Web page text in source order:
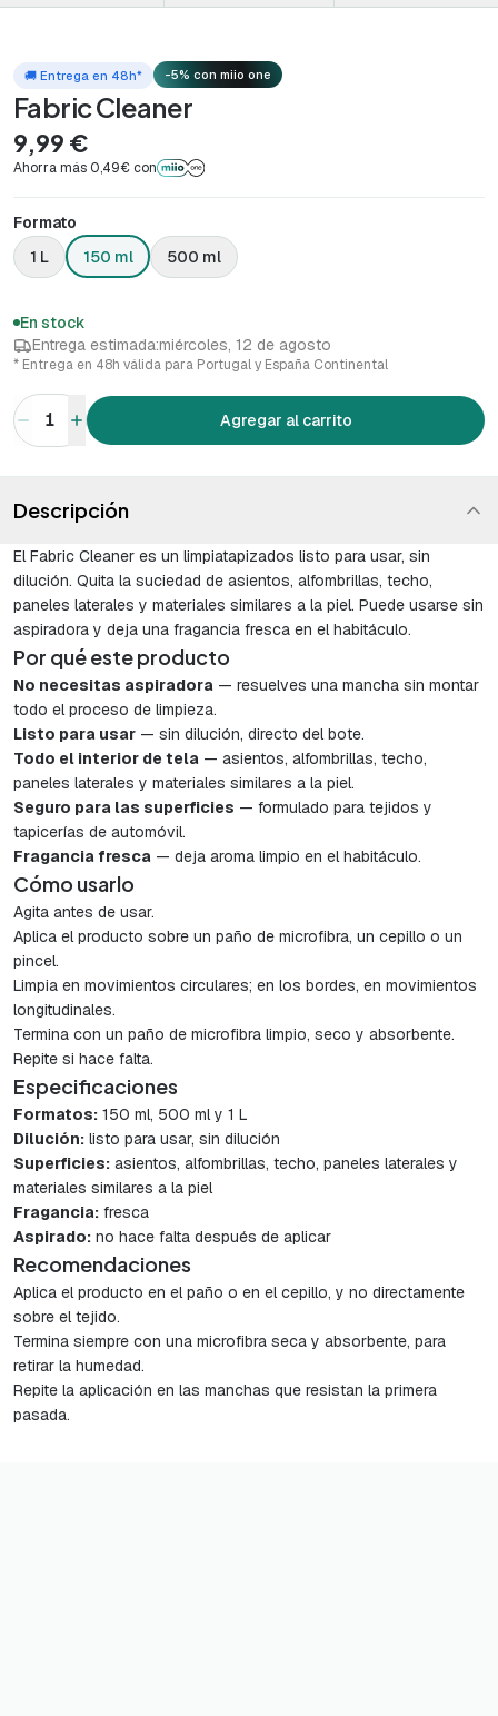
🚚 Entrega en 48h* -5% con miio one
Fabric Cleaner
9,99 €
Ahorra más 0,49€ con
Formato
1 L
150 ml 500 ml
En stock
Entrega estimada:miércoles, 12 de agosto
* Entrega en 48h válida para Portugal y España Continental
1 Agregar al carrito
Descripción
El Fabric Cleaner es un limpiatapizados listo para usar, sin
dilución. Quita la suciedad de asientos, alfombrillas, techo,
paneles laterales y materiales similares a la piel. Puede usarse sin
aspiradora y deja una fragancia fresca en el habitáculo.
Por qué este producto
No necesitas aspiradora — resuelves una mancha sin montar
todo el proceso de limpieza.
Listo para usar — sin dilución, directo del bote.
Todo el interior de tela — asientos, alfombrillas, techo,
paneles laterales y materiales similares a la piel.
Seguro para las superficies — formulado para tejidos y
tapicerías de automóvil.
Fragancia fresca — deja aroma limpio en el habitáculo.
Cómo usarlo
Agita antes de usar.
Aplica el producto sobre un paño de microfibra, un cepillo o un
pincel.
Limpia en movimientos circulares; en los bordes, en movimientos
longitudinales.
Termina con un paño de microfibra limpio, seco y absorbente.
Repite si hace falta.
Especificaciones
Formatos: 150 ml, 500 ml y 1 L
Dilución: listo para usar, sin dilución
Superficies: asientos, alfombrillas, techo, paneles laterales y
materiales similares a la piel
Fragancia: fresca
Aspirado: no hace falta después de aplicar
Recomendaciones
Aplica el producto en el paño o en el cepillo, y no directamente
sobre el tejido.
Termina siempre con una microfibra seca y absorbente, para
retirar la humedad.
Repite la aplicación en las manchas que resistan la primera
pasada.